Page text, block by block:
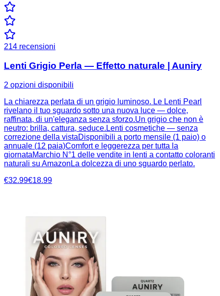
214 recensioni
Lenti Grigio Perla — Effetto naturale | Auniry
2 opzioni disponibili
La chiarezza perlata di un grigio luminoso. Le Lenti Pearl
rivelano il tuo sguardo sotto una nuova luce — dolce,
raffinata, di un'eleganza senza sforzo.Un grigio che non è
neutro: brilla, cattura, seduce.Lenti cosmetiche — senza
correzione della vistaDisponibili a porto mensile (1 paio) o
annuale (12 paia)Comfort e leggerezza per tutta la
giornataMarchio N°1 delle vendite in lenti a contatto coloranti
naturali su AmazonLa dolcezza di uno sguardo perlato.
€32.99€18.99